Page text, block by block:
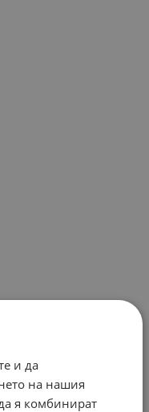
и да
на нашия
я комбинират